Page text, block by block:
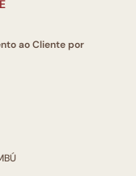
ao Cliente por